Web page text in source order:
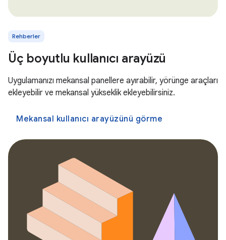
Rehberler
Üç boyutlu kullanıcı arayüzü
Uygulamanızı mekansal panellere ayırabilir, yörünge araçları
ekleyebilir ve mekansal yükseklik ekleyebilirsiniz.
Mekansal kullanıcı arayüzünü görme